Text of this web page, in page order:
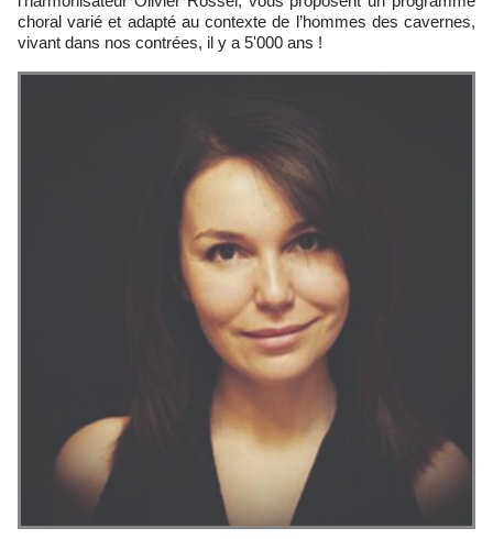
choral varié et adapté au contexte de l’hommes des cavernes,
vivant dans nos contrées, il y a 5'000 ans !